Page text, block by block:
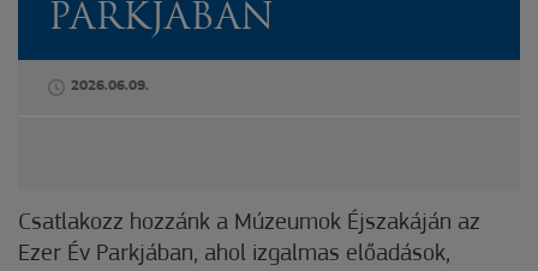
PARKJÁBAN
2026.06.09.
Csatlakozz hozzánk a Múzeumok Éjszakáján az
Ezer Év Parkjában, ahol izgalmas előadások,